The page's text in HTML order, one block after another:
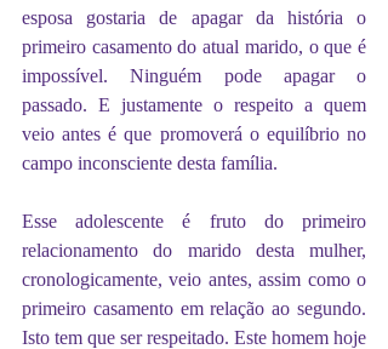
esposa gostaria de apagar da história o
primeiro casamento do atual marido, o que é
impossível. Ninguém pode apagar o
passado. E justamente o respeito a quem
veio antes é que promoverá o equilíbrio no
campo inconsciente desta família.
Esse adolescente é fruto do primeiro
relacionamento do marido desta mulher,
cronologicamente, veio antes, assim como o
primeiro casamento em relação ao segundo.
Isto tem que ser respeitado. Este homem hoje